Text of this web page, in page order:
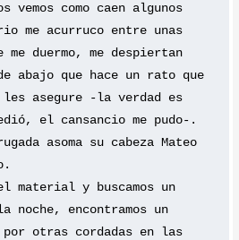
vemos como caen algunos
me acurruco entre unas
duermo, me despiertan
abajo que hace un rato que
les asegure -la verdad es
el cansancio me pudo-.
asoma su cabeza Mateo
noche, encontramos un
por otras cordadas en las